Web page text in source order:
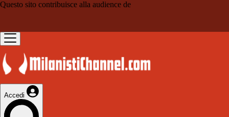
Questo sito contribuisce alla audience de
Accedi